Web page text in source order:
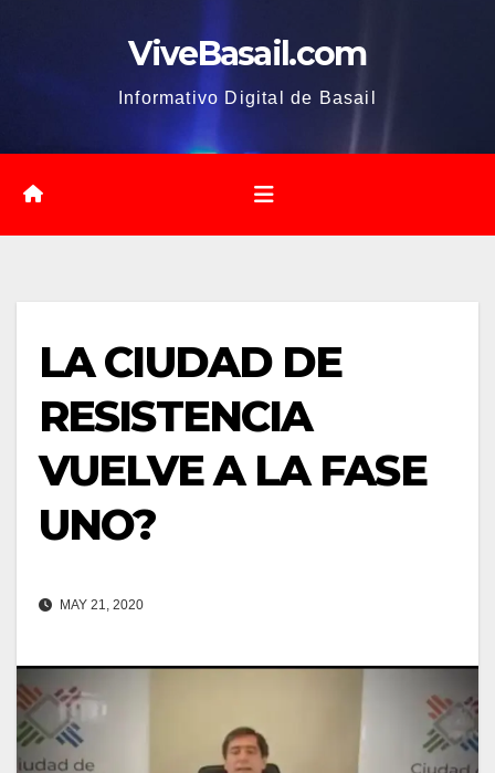
ViveBasail.com
Informativo Digital de Basail
LA CIUDAD DE
RESISTENCIA
VUELVE A LA FASE
UNO?
MAY 21, 2020